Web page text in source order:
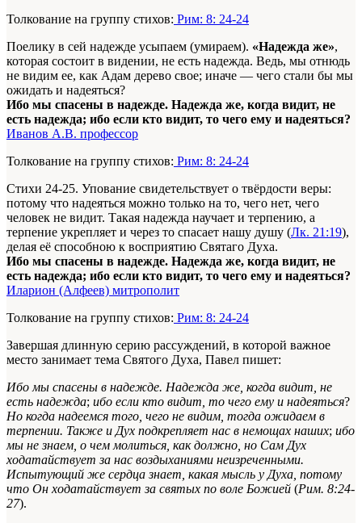
Толкование на группу стихов: Рим: 8: 24-24
Поелику в сей надежде усыпаем (умираем). «Надежда же»,
которая состоит в видении, не есть надежда. Ведь, мы отнюдь
не видим ее, как Адам дерево свое; иначе — чего стали бы мы
ожидать и надеяться?
Ибо мы спасены в надежде. Надежда же, когда видит, не
есть надежда; ибо если кто видит, то чего ему и надеяться?
Иванов А.В. профессор
Толкование на группу стихов: Рим: 8: 24-24
Стихи 24-25. Упование свидетельствует о твёрдости веры:
потому что надеяться можно только на то, чего нет, чего
человек не видит. Такая надежда научает и терпению, а
терпение укрепляет и через то спасает нашу душу (Лк. 21:19),
делая её способною к восприятию Святаго Духа.
Ибо мы спасены в надежде. Надежда же, когда видит, не
есть надежда; ибо если кто видит, то чего ему и надеяться?
Иларион (Алфеев) митрополит
Толкование на группу стихов: Рим: 8: 24-24
Завершая длинную серию рассуждений, в которой важное
место занимает тема Святого Духа, Павел пишет:
Ибо мы спасены в надежде. Надежда же, когда видит, не
есть надежда; ибо если кто видит, то чего ему и надеяться?
Но когда надеемся того, чего не видим, тогда ожидаем в
терпении. Также и Дух подкрепляет нас в немощах наших; ибо
мы не знаем, о чем молиться, как должно, но Сам Дух
ходатайствует за нас воздыханиями неизреченными.
Испытующий же сердца знает, какая мысль у Духа, потому
что Он ходатайствует за святых по воле Божией (Рим. 8:24-
27).